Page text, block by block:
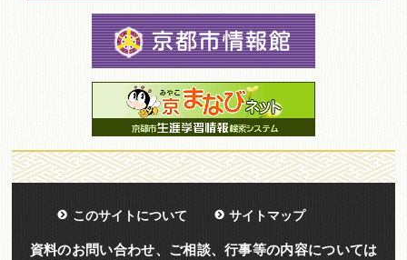
このサイトについて サイトマップ
資料のお問い合わせ、ご相談、行事等の内容については